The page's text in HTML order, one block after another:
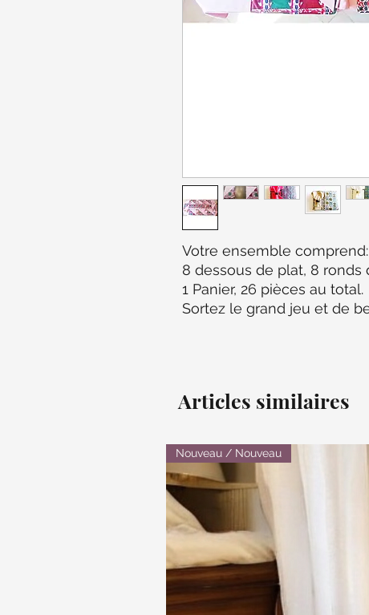
Votre ensemble
8 dessous de plat, 8
1 Panier, 26 pièces au total.
Sortez le grand jeu et de
Articles similaires
Nouveau / Nouveau